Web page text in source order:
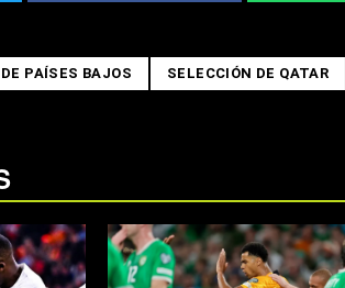
PAÍSES BAJOS SELECCIÓN DE QATAR